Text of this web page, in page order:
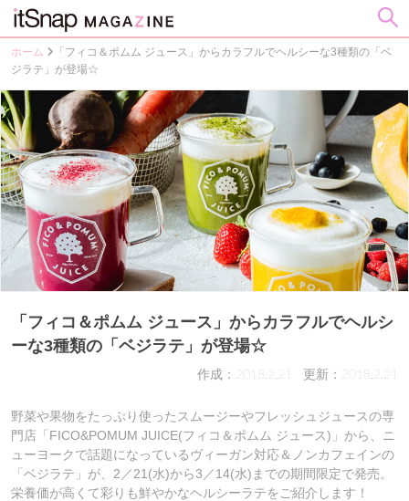
ホーム
「フィコ＆ポムム ジュース」からカラフルでヘルシーな3種類の「ベ
ジラテ」が登場☆
「フィコ＆ポムム ジュース」からカラフルでヘルシ
ーな3種類の「ベジラテ」が登場☆
作成：2018.2.21 更新：2018.2.21
野菜や果物をたっぷり使ったスムージーやフレッシュジュースの専
門店「FICO&POMUM JUICE(フィコ＆ポムム ジュース)」から、ニ
ューヨークで話題になっているヴィーガン対応＆ノンカフェインの
「ベジラテ」が、2／21(水)から3／14(水)までの期間限定で発売。
栄養価が高くて彩りも鮮やかなヘルシーラテをご紹介します！